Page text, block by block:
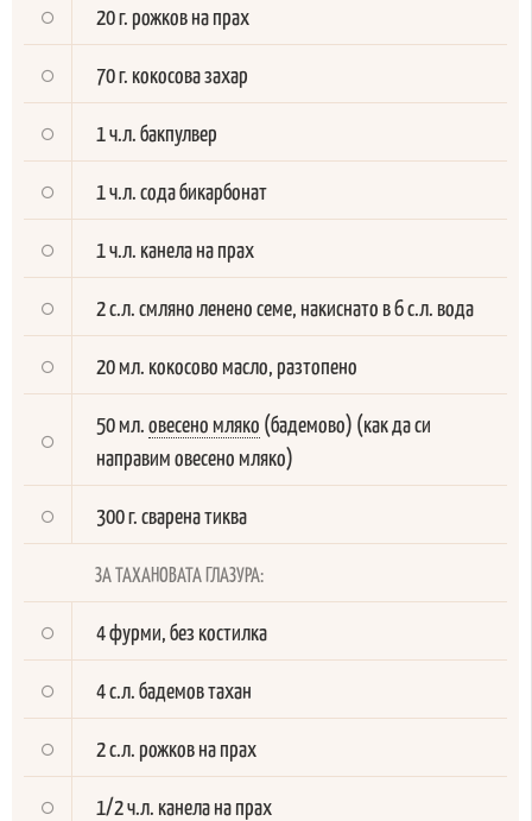
20 г. рожков на прах
70 г. кокосова захар
1 ч.л. бакпулвер
1 ч.л. сода бикарбонат
1 ч.л. канела на прах
2 с.л. смляно ленено семе, накиснато в 6 с.л. вода
20 мл. кокосово масло, разтопено
50 мл.овесено мляко (бадемово) (как да си
направим овесено мляко)
300 г. сварена тиква
ЗА ТАХАНОВАТА ГЛАЗУРА:
4 фурми, без костилка
4 с.л. бадемов тахан
2 с.л. рожков на прах
1/2 ч.л. канела на прах